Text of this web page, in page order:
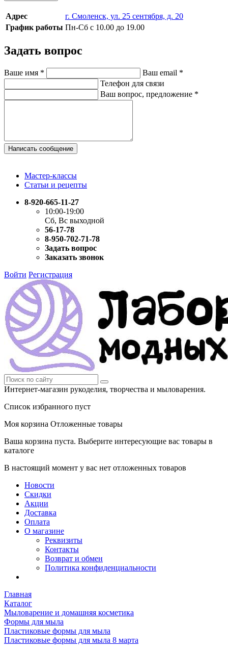
Адрес
г. Смоленск, ул. 25 сентября, д. 20
График работы Пн-Сб с 10.00 до 19.00
Задать вопрос
Ваше имя * Ваш email *
Телефон для связи
Ваш вопрос, предложение *
Написать сообщение
Мастер-классы
Статьи и рецепты
8-920-665-11-27
10:00-19:00
Сб, Вс выходной
56-17-78
8-950-702-71-78
Задать вопрос
Заказать звонок
Войти Регистрация
Интернет-магазин рукоделия, творчества и мыловарения.
Список избранного пуст
Моя корзина Отложенные товары
Ваша корзина пуста. Выберите интересующие вас товары в
каталоге
В настоящий момент у вас нет отложенных товаров
Новости
Скидки
Акции
Доставка
Оплата
О магазине
Реквизиты
Контакты
Возврат и обмен
Политика конфиденциальности
Главная
Каталог
Мыловарение и домашняя косметика
Формы для мыла
Пластиковые формы для мыла
Пластиковые формы для мыла 8 марта